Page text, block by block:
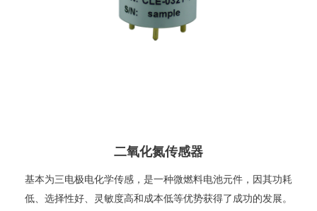
二氧化氮传感器
基本为三电极电化学传感，是一种微燃料电池元件，因其功耗
低、选择性好、灵敏度高和成本低等优势获得了成功的发展。